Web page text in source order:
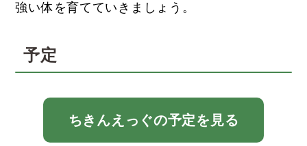
強い体を育てていきましょう。
予定
ちきんえっぐの予定を見る